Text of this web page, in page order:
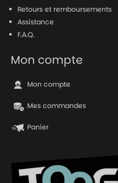
Retours et remboursements
Assistance
F.A.Q.
Mon compte
Mon compte
Mes commandes
Panier